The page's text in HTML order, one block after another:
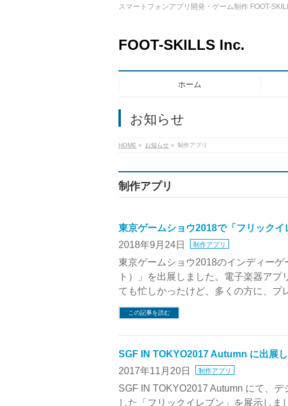
スマートフォンアプリ開発・ゲーム制作 FOOT-
FOOT-SKILLS Inc.
ホーム
お知らせ
HOME » お知らせ » 制作アプリ
制作アプリ
東京ゲームショウ2018で「フリック
2018年9月24日
制作アプリ
東京ゲームショウ2018のインディー
ト）」を出展しました。電子楽器ア
ても忙しかったけど、多くの方に、プ
この記事を読む
SGF IN TOKYO2017 Autumn に出展
2017年11月20日
制作アプリ
SGF IN TOKYO2017 Autumn にて、
した「フリックイレブン」を展示しま